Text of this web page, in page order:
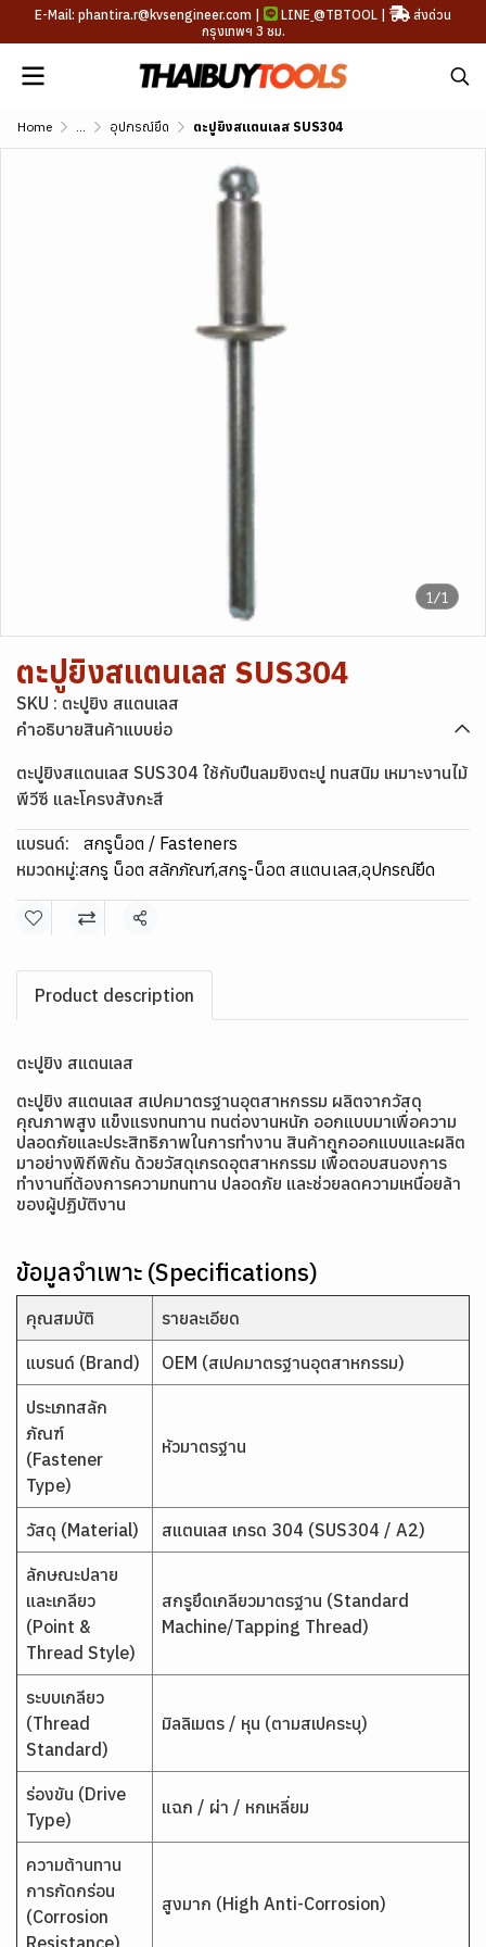
E-Mail: phantira.r@kvsengineer.com | LINE @TBTOOL |
ส่งด่วน
กรุงเทพฯ 3 ชม.
Home ... อุปกรณ์ยึด ตะปูยิงสแตนเลส SUS304
1/1
ตะปูยิงสแตนเลส SUS304
SKU : ตะปูยิง สแตนเลส
คำอธิบายสินค้าแบบย่อ
ตะปูยิงสแตนเลส SUS304 ใช้กับปืนลมยิงตะปู ทนสนิม เหมาะงานไม้
พีวีซี และโครงสังกะสี
แบรนด์:
สกรูน็อต / Fasteners
หมวดหมู่:สกรู น็อต สลักภัณฑ์,สกรู-น็อต สแตนเลส,อุปกรณ์ยึด
แชร์
Product description
ตะปูยิง สแตนเลส
ตะปูยิง สแตนเลส สเปคมาตรฐานอุตสาหกรรม ผลิตจากวัสดุ
คุณภาพสูง แข็งแรงทนทาน ทนต่องานหนัก ออกแบบมาเพื่อความ
ปลอดภัยและประสิทธิภาพในการทำงาน สินค้าถูกออกแบบและผลิต
มาอย่างพิถีพิถัน ด้วยวัสดุเกรดอุตสาหกรรม เพื่อตอบสนองการ
ทำงานที่ต้องการความทนทาน ปลอดภัย และช่วยลดความเหนื่อยล้า
ของผู้ปฏิบัติงาน
ข้อมูลจำเพาะ (Specifications)
คุณสมบัติ รายละเอียด
แบรนด์ (Brand) OEM (สเปคมาตรฐานอุตสาหกรรม)
ประเภทสลัก
ภัณฑ์
(Fastener
Type)
หัวมาตรฐาน
วัสดุ (Material) สแตนเลส เกรด 304 (SUS304 / A2)
ลักษณะปลาย
และเกลียว
(Point &
Thread Style)
สกรูยึดเกลียวมาตรฐาน (Standard
Machine/Tapping Thread)
ระบบเกลียว
(Thread
Standard)
มิลลิเมตร / หุน (ตามสเปคระบุ)
ร่องขัน (Drive
Type)
แฉก / ผ่า / หกเหลี่ยม
ความต้านทาน
การกัดกร่อน
(Corrosion
Resistance)
สูงมาก (High Anti-Corrosion)